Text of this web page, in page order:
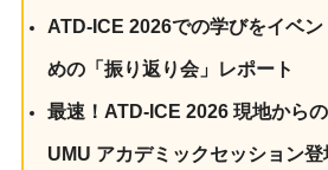
ATD-ICE 2026での学びをイベ
めの「振り返り会」レポート
最速！ATD-ICE 2026 現地から
UMU アカデミックセッション